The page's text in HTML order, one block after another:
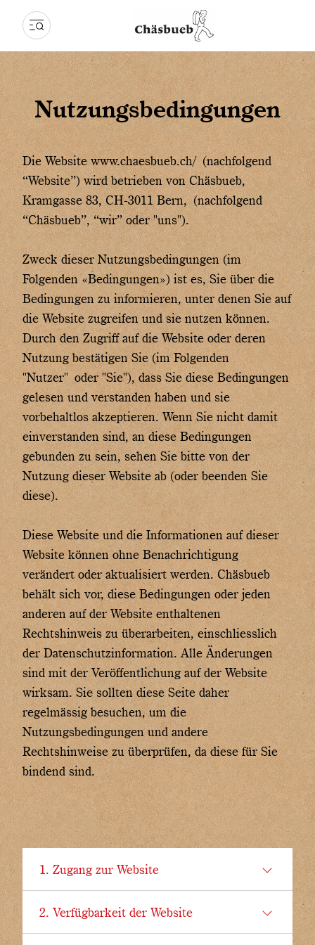
Nutzungsbedingungen
Die Website www.chaesbueb.ch/ (nachfolgend
“Website”) wird betrieben von Chäsbueb,
Kramgasse 83, CH-3011 Bern, (nachfolgend
“Chäsbueb”, “wir” oder "uns").
Zweck dieser Nutzungsbedingungen (im
Folgenden «Bedingungen») ist es, Sie über die
Bedingungen zu informieren, unter denen Sie auf
die Website zugreifen und sie nutzen können.
Durch den Zugriff auf die Website oder deren
Nutzung bestätigen Sie (im Folgenden
"Nutzer" oder "Sie"), dass Sie diese Bedingungen
gelesen und verstanden haben und sie
vorbehaltlos akzeptieren. Wenn Sie nicht damit
einverstanden sind, an diese Bedingungen
gebunden zu sein, sehen Sie bitte von der
Nutzung dieser Website ab (oder beenden Sie
diese).
Diese Website und die Informationen auf dieser
Website können ohne Benachrichtigung
verändert oder aktualisiert werden. Chäsbueb
behält sich vor, diese Bedingungen oder jeden
anderen auf der Website enthaltenen
Rechtshinweis zu überarbeiten, einschliesslich
der Datenschutzinformation. Alle Änderungen
sind mit der Veröffentlichung auf der Website
wirksam. Sie sollten diese Seite daher
regelmässig besuchen, um die
Nutzungsbedingungen und andere
Rechtshinweise zu überprüfen, da diese für Sie
bindend sind.
1. Zugang zur Website
zeitlich befristet und wir behalten uns
2. Verfügbarkeit der Website